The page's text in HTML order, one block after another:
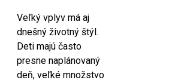
Veľký vplyv má aj
dnešný životný štýl.
Deti majú často
presne naplánovaný
deň, veľké množstvo